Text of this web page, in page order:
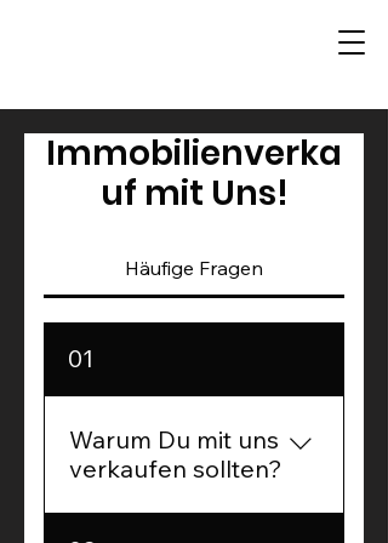
Immobilienverka
uf mit Uns!
Häufige Fragen
01
Warum Du mit uns
verkaufen sollten?
✔ Du kennst dein Allgäu,